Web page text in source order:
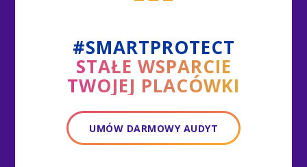
#SMARTPROTECT
STAŁE WSPARCIE
TWOJEJ PLACÓWKI
UMÓW DARMOWY AUDYT